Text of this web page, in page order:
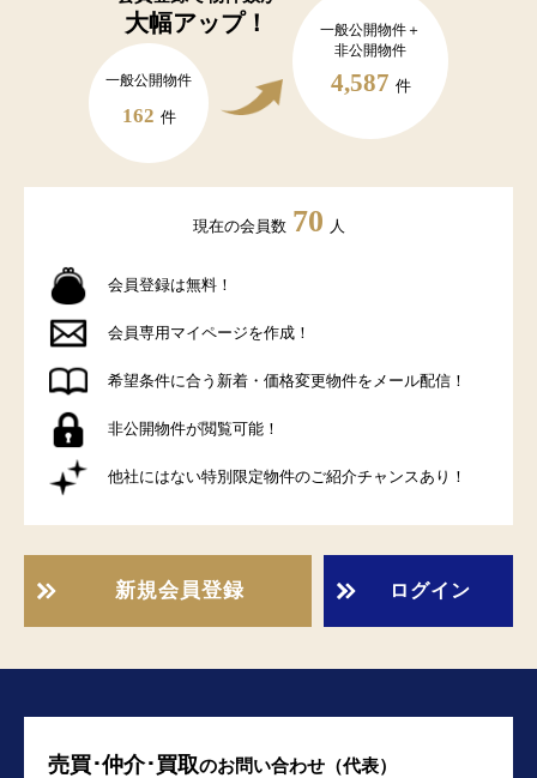
大幅アップ！
一般公開物件
162 件
一般公開物件＋
非公開物件
4,587 件
現在の会員数 70 人
会員登録は無料！
会員専用マイページを作成！
希望条件に合う新着・価格変更物件をメール配信！
非公開物件が閲覧可能！
他社にはない特別限定物件のご紹介チャンスあり！
新規会員登録 ログイン
売買･仲介･買取のお問い合わせ（代表）